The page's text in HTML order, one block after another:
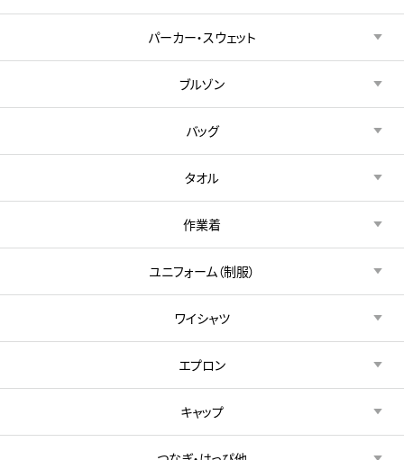
パーカー・スウェット
ブルゾン
バッグ
タオル
作業着
ユニフォーム（制服）
ワイシャツ
エプロン
キャップ